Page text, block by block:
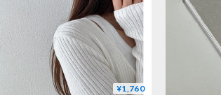
¥1,760